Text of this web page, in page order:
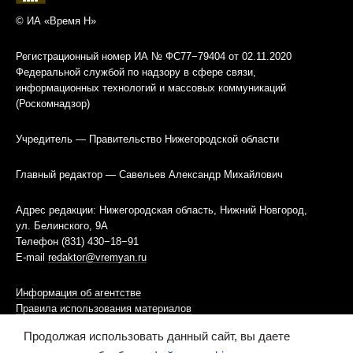
© ИА «Время Н»
Регистрационный номер ИА № ФС77−79404 от 02.11.2020
Федеральной службой по надзору в сфере связи,
информационных технологий и массовых коммуникаций
(Роскомнадзор)
Учредитель — Правительство Нижегородской области
Главный редактор — Савельев Александр Михайлович
Адрес редакции: Нижегородская область, Нижний Новгород,
ул. Белинского, 9А
Телефон (831) 430−18−91
E-mail redaktor@vremyan.ru
Информация об агентстве
Правила использования материалов
Информационная политика использования «cookies»-файлов
Продолжая использовать данный сайт, вы даете